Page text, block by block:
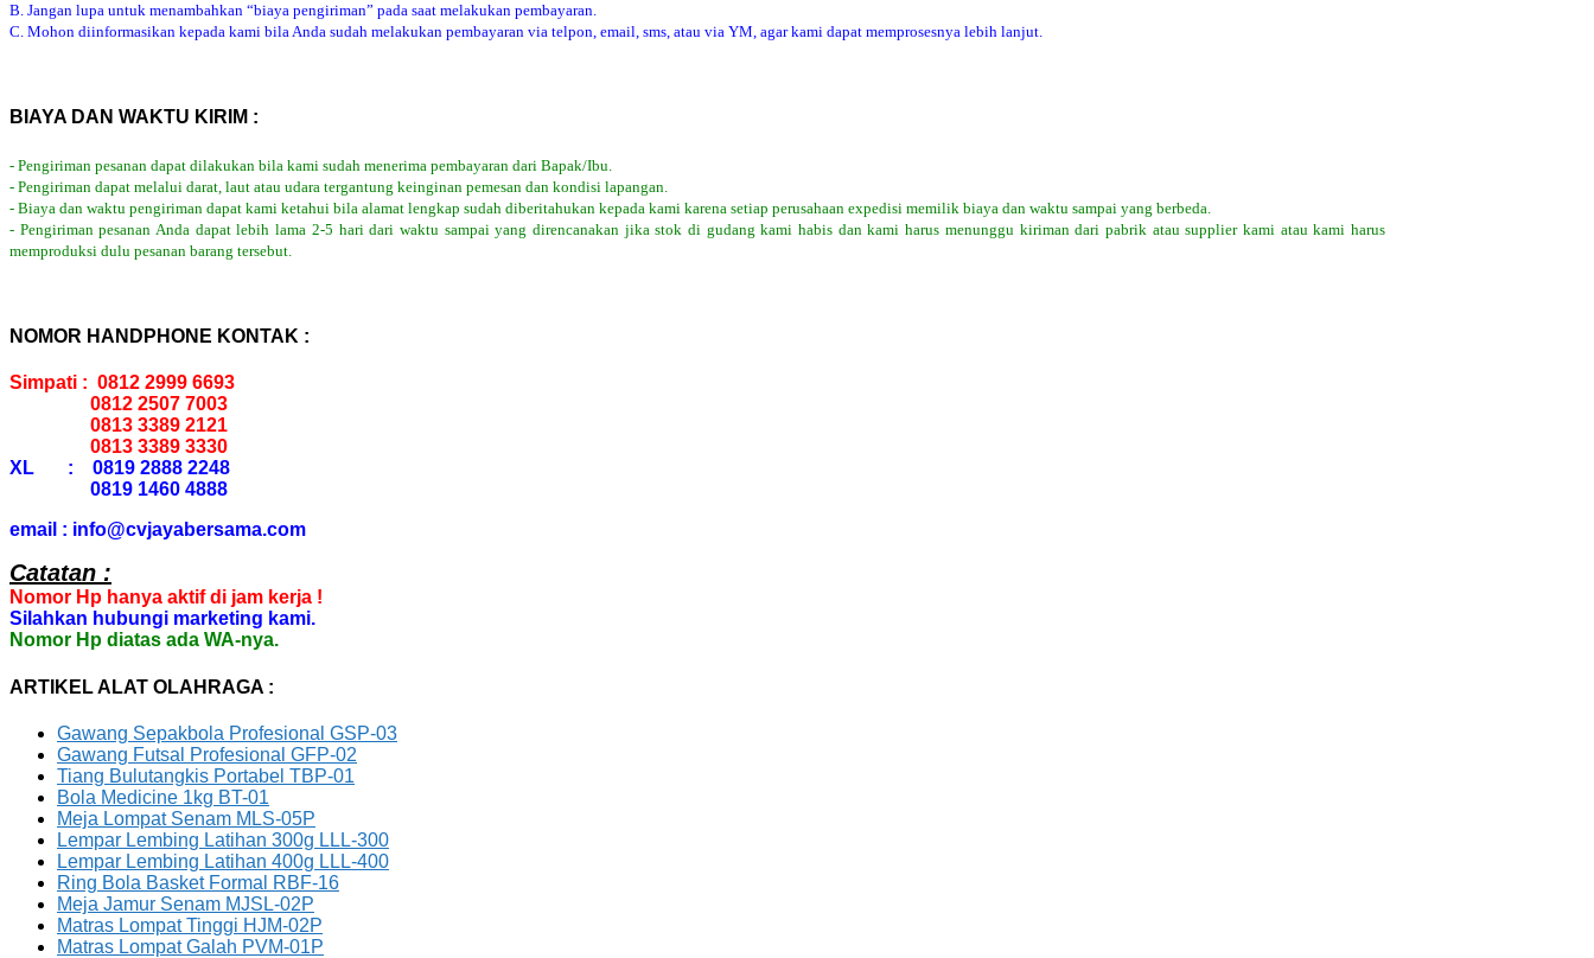
B. Jangan lupa untuk menambahkan “biaya pengiriman” pada saat melakukan pembayaran.
C. Mohon diinformasikan kepada kami bila Anda sudah melakukan pembayaran via telpon, email, sms, atau via YM, agar kami dapat memprosesnya lebih lanjut.
BIAYA DAN WAKTU KIRIM :
- Pengiriman pesanan dapat dilakukan bila kami sudah menerima pembayaran dari Bapak/Ibu.
- Pengiriman dapat melalui darat, laut atau udara tergantung keinginan pemesan dan kondisi lapangan.
- Biaya dan waktu pengiriman dapat kami ketahui bila alamat lengkap sudah diberitahukan kepada kami karena setiap perusahaan expedisi memilik biaya dan waktu sampai yang berbeda.
- Pengiriman pesanan Anda dapat lebih lama 2-5 hari dari waktu sampai yang direncanakan jika stok di gudang kami habis dan kami harus menunggu kiriman dari pabrik atau supplier kami atau kami harus
memproduksi dulu pesanan barang tersebut.
NOMOR HANDPHONE KONTAK :
Simpati : 0812 2999 6693
0812 2507 7003
0813 3389 2121
0813 3389 3330
XL : 0819 2888 2248
0819 1460 4888
email : info@cvjayabersama.com
Catatan :
Nomor Hp hanya aktif di jam kerja !
Silahkan hubungi marketing kami.
Nomor Hp diatas ada WA-nya.
ARTIKEL ALAT OLAHRAGA :
Gawang Sepakbola Profesional GSP-03
Gawang Futsal Profesional GFP-02
Tiang Bulutangkis Portabel TBP-01
Bola Medicine 1kg BT-01
Meja Lompat Senam MLS-05P
Lempar Lembing Latihan 300g LLL-300
Lempar Lembing Latihan 400g LLL-400
Ring Bola Basket Formal RBF-16
Meja Jamur Senam MJSL-02P
Matras Lompat Tinggi HJM-02P
Matras Lompat Galah PVM-01P